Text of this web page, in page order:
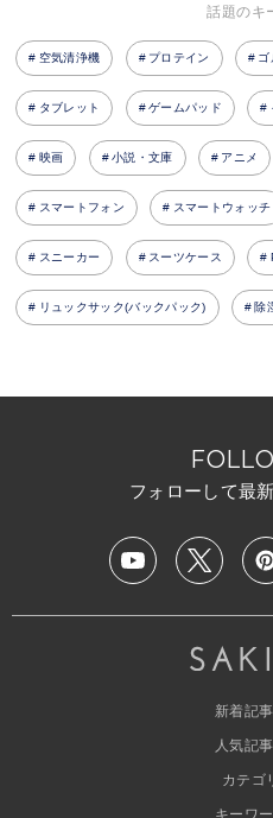
話題のキ
空気清浄機 プロテイン ゴ
タブレット ゲームパッド
映画 小説・文庫 アニメ
スマートフォン スマートウォッチ
スニーカー スーツケース
リュックサック(バックパック) 除
フォローして最
新着記
人気記
カテゴ